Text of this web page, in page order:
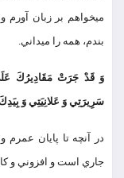
مي‏خواهم بر زبان
بندم، همه را مي‏داني.
وَ قَدْ جَرَتْ مَقَادِيرُكَ
سَرِيرَتِي وَ عَلانِيَتِي وَ
در آنچه تا پايان عمرم
جاري است و افزوني و